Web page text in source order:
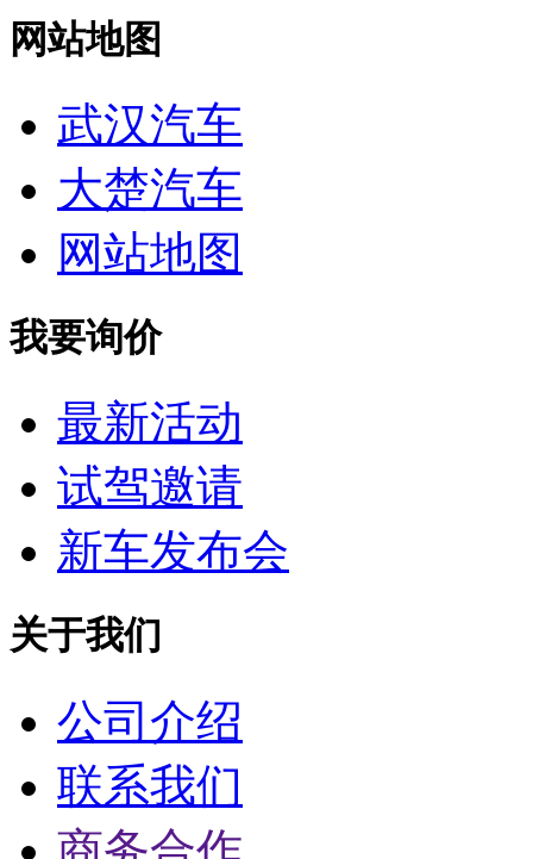
网站地图
武汉汽车
大楚汽车
网站地图
我要询价
最新活动
试驾邀请
新车发布会
关于我们
公司介绍
联系我们